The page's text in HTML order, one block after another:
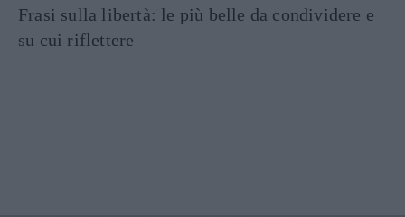
Frasi sulla libertà: le più belle da condividere e
su cui riflettere